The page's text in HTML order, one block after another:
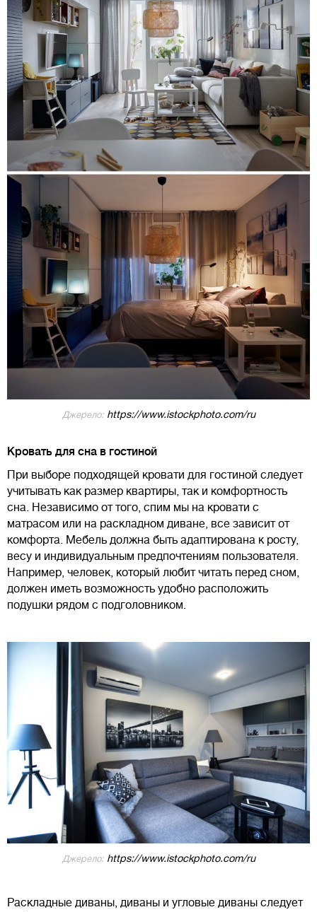
Джерело:https://www.istockphoto.com/ru
Кровать для сна в гостиной
При выборе подходящей кровати для гостиной следует
учитывать как размер квартиры, так и комфортность
сна. Независимо от того, спим мы на кровати с
матрасом или на раскладном диване, все зависит от
комфорта. Мебель должна быть адаптирована к росту,
весу и индивидуальным предпочтениям пользователя.
Например, человек, который любит читать перед сном,
должен иметь возможность удобно расположить
подушки рядом с подголовником.
Джерело:https://www.istockphoto.com/ru
Раскладные диваны, диваны и угловые диваны следует